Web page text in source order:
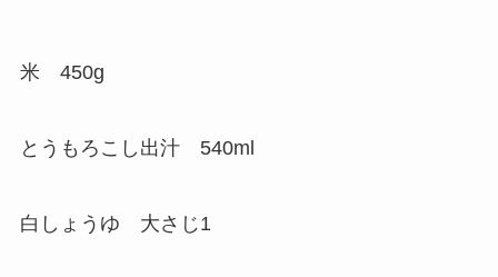
米 450g
とうもろこし出汁 540ml
白しょうゆ 大さじ1